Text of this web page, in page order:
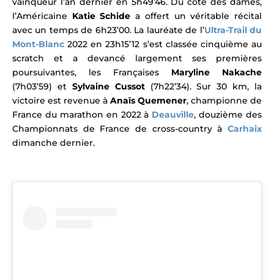
l’Américaine Katie Schide a offert un véritable récital
avec un temps de 6h23’00. La lauréate de l’Ultra-Trail du
Mont-Blanc 2022 en 23h15’12 s’est classée cinquième au
scratch et a devancé largement ses premières
poursuivantes, les Françaises Maryline Nakache
(7h03’59) et Sylvaine Cussot(7h22’34). Sur 30 km, la
victoire est revenue à Anaïs Quemener, championne de
France du marathon en 2022 à Deauville, douzième des
Championnats de France de cross-country à Carhaix
dimanche dernier.